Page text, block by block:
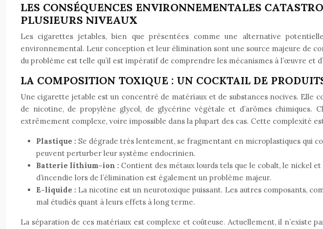
LES CONSÉQUENCES ENVIRONNEMENTALES
PLUSIEURS NIVEAUX
Les cigarettes jetables, bien que présentées comme une alternative
environnemental. Leur conception et leur élimination sont une source majeure de
du problème est telle qu’il est impératif de comprendre les mécanismes à l’œuvre et
LA COMPOSITION TOXIQUE : UN COCKTAIL DE
Une cigarette jetable est un concentré de matériaux et de substances nocives. Elle
de nicotine, de propylène glycol, de glycérine végétale et d’arômes
extrêmement complexe, voire impossible dans la plupart des cas. Cette complexité
Plastique : Se dégrade très lentement, se fragmentant en microplastiques qui
peuvent perturber leur système endocrinien.
Batterie lithium-ion : Contient des métaux lourds tels que le cobalt, le nickel
d’incendie lors de l’élimination est également un problème majeur.
E-liquide : La nicotine est un neurotoxique puissant. Les autres composants,
mal étudiés quant à leurs effets à long terme.
La séparation de ces matériaux est complexe et coûteuse. Actuellement, il n’existe